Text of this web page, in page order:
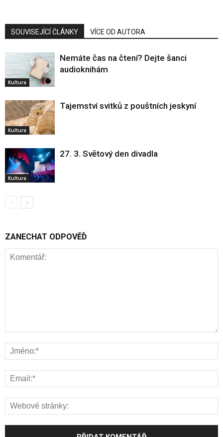
SOUVISEJÍCÍ ČLÁNKY VÍCE OD AUTORA
Kultura
Nemáte čas na čtení? Dejte šanci
audioknihám
Kultura
Tajemství svitků z pouštních jeskyní
Kultura
27. 3. Světový den divadla
ZANECHAT ODPOVĚĎ